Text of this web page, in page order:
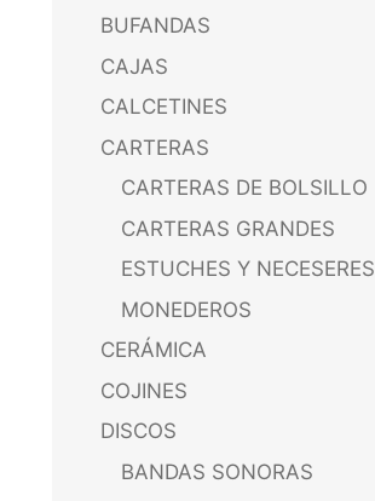
BUFANDAS
CAJAS
CALCETINES
CARTERAS
CARTERAS DE BOLSILLO
CARTERAS GRANDES
ESTUCHES Y NECESERES
MONEDEROS
CERÁMICA
COJINES
DISCOS
BANDAS SONORAS